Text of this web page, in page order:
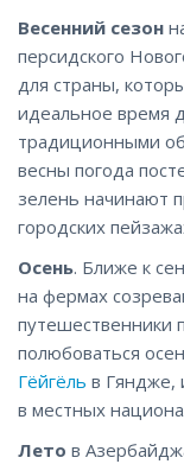
Весенний сезон
персидского
для страны,
идеальное время
традиционными
весны погода
зелень начинают
городских
Осень. Ближе к
на фермах
путешественники
полюбоваться
Гёйгёль в Гяндже,
в местных
Лето в